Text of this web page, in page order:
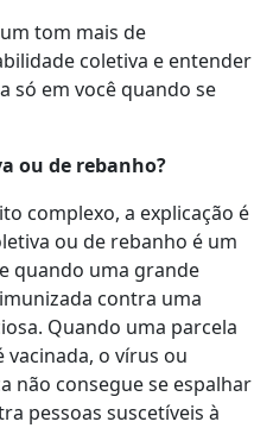
tom mais de
coletiva e entender
só em você quando se
ou de rebanho?
complexo, a explicação é
ou de rebanho é um
quando uma grande
contra uma
Quando uma parcela
o vírus ou
não consegue se espalhar
pessoas suscetíveis à